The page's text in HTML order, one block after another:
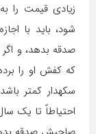
زیادی قیمت را
شود، باید با
صدقه بدهد، و
احتیاطاً تا یک